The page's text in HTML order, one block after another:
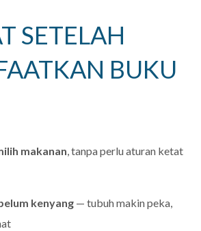
SETELAH
BUKU
makanan, tanpa perlu aturan ketat
kenyang — tubuh makin peka,